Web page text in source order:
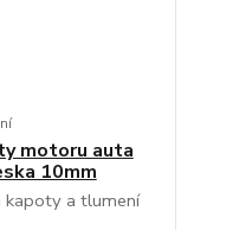
motoru auta
10mm
kapoty a tlumení